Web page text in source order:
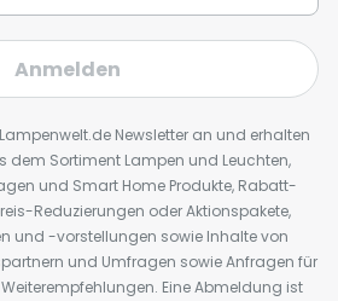
Anmelden
Newsletter an und erhalten
dem Sortiment Lampen und Leuchten,
und Smart Home Produkte, Rabatt-
Reduzierungen oder Aktionspakete,
und -vorstellungen sowie Inhalte von
und Umfragen sowie Anfragen für
Eine Abmeldung ist